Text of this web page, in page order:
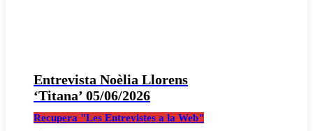
Entrevista Noèlia Llorens
‘Titana’ 05/06/2026
Recupera "Les Entrevistes a la Web"